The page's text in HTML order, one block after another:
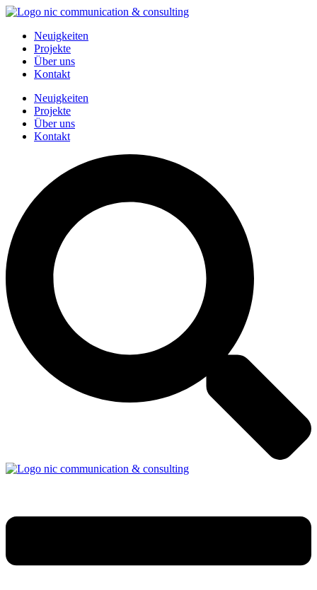
Zum
springenNeuigkeiten
Projekte
Über uns
Kontakt
Neuigkeiten
Projekte
Über uns
Kontakt